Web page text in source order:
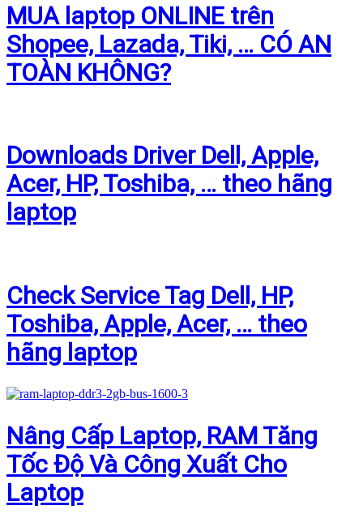
MUA laptop ONLINE trên
Shopee, Lazada, Tiki, … CÓ AN
TOÀN KHÔNG?
Downloads Driver Dell, Apple,
Acer, HP, Toshiba, … theo hãng
laptop
Check Service Tag Dell, HP,
Toshiba, Apple, Acer, … theo
hãng laptop
Nâng Cấp Laptop, RAM Tăng
Tốc Độ Và Công Xuất Cho
Laptop